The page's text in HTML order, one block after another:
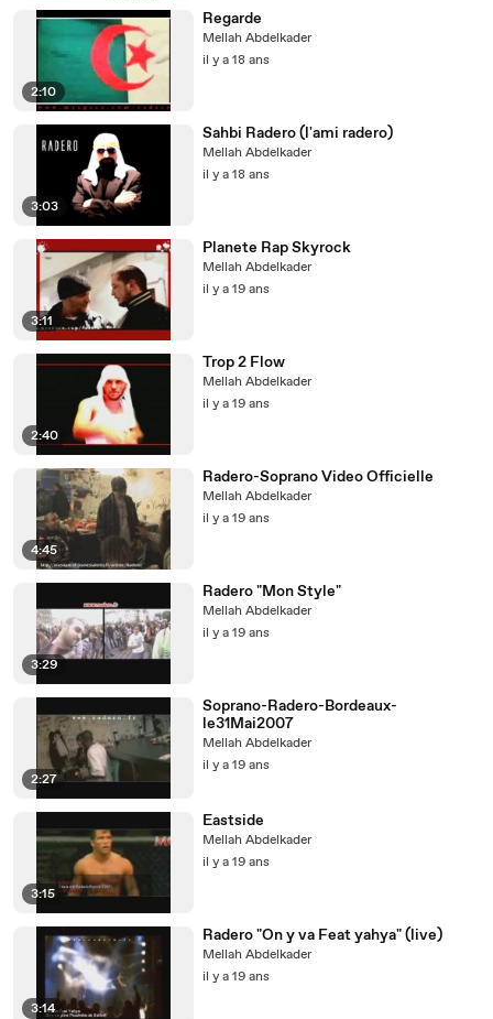
2:10
Regarde
Mellah Abdelkader
il y a 18 ans
3:03
Sahbi Radero (l'ami radero)
Mellah Abdelkader
il y a 18 ans
3:11
Planete Rap Skyrock
Mellah Abdelkader
il y a 19 ans
2:40
Trop 2 Flow
Mellah Abdelkader
il y a 19 ans
4:45
Radero-Soprano Video Officielle
Mellah Abdelkader
il y a 19 ans
3:29
Radero "Mon Style"
Mellah Abdelkader
il y a 19 ans
2:27
Soprano-Radero-Bordeaux-
le31Mai2007
Mellah Abdelkader
il y a 19 ans
3:15
Eastside
Mellah Abdelkader
il y a 19 ans
3:14
Radero "On y va Feat yahya" (live)
Mellah Abdelkader
il y a 19 ans